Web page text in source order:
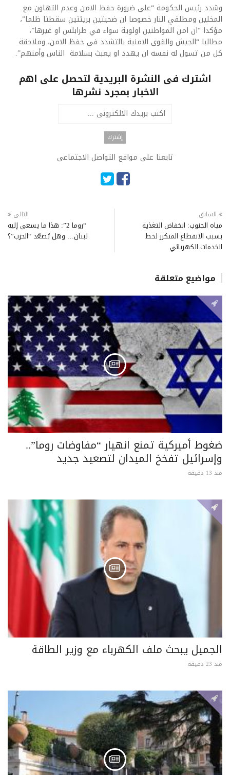
وشدد رئيس الحكومة “على ضرورة حفظ الامن وعدم التهاون مع
المخلين ومطلقي النار خصوصا ان ضحيتين بريئتين سقطتا ظلما”،
مؤكدا “ان امن المواطنين اولوية سواء في طرابلس او غيرها”،
مطالبا “الجيش والقوى الامنية بالتشدد في حفظ الامن، وملاحقة
كل من تسول له نفسه ان يهدد او يعبث بسلامة الناس وأمنهم”.
اشترك فى النشرة البريدية لتحصل على اهم
الاخبار بمجرد نشرها
تابعنا على مواقع التواصل الاجتماعى
السابق
مياه الجنوب: انخفاض التغذية
بسبب الانقطاع المتكرر لخط
الخدمات الكهربائي
التالى
“روما 2”: هذا ما يسعى إليه
لبنان… وهل يُصعّد “الحزب”؟
مواضيع متعلقة
ضغوط أميركية تمنع انهيار “مفاوضات روما”..
وإسرائيل تفخخ الميدان لتصعيد جديد
منذ 13 دقيقة
الجميل يبحث ملف الكهرباء مع وزير الطاقة
منذ 23 دقيقة